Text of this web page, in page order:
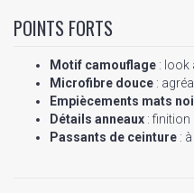
POINTS FORTS
Motif camouflage : look
Microfibre douce :
Empiècements mats
Détails anneaux :
Passants de ceinture :